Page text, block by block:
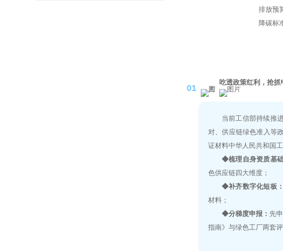
排放预
降碳标
01
吃透政策红利，抢抓
当前工信部持续推
对、供应链绿色准入等
证材料中华人民共和国工
◆梳理自身资质基础
色供应链四大维度；
◆补齐数字化短板：
材料；
◆分梯度申报： 先
指南》与绿色工厂两套